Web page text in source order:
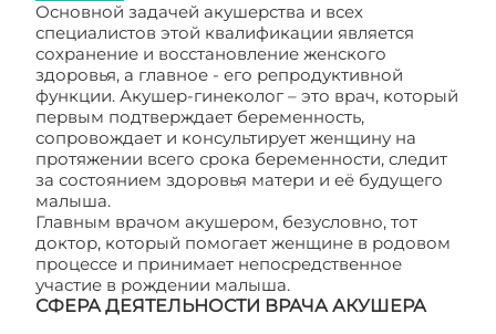
Основной задачей акушерства и всех
специалистов этой квалификации является
сохранение и восстановление женского
здоровья, а главное - его репродуктивной
функции. Акушер-гинеколог – это врач, который
первым подтверждает беременность,
сопровождает и консультирует женщину на
протяжении всего срока беременности, следит
за состоянием здоровья матери и её будущего
малыша.
Главным врачом акушером, безусловно, тот
доктор, который помогает женщине в родовом
процессе и принимает непосредственное
участие в рождении малыша.
СФЕРА ДЕЯТЕЛЬНОСТИ ВРАЧА АКУШЕРА